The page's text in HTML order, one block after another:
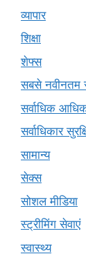
व्यापार
शिक्षा
शेफ्स
सबसे नवीनतम
सर्वाधिक
सर्वाधिकार
सामान्य
सेक्स
सोशल मीडिया
स्ट्रीमिंग सेवाएं
स्वास्थ्य